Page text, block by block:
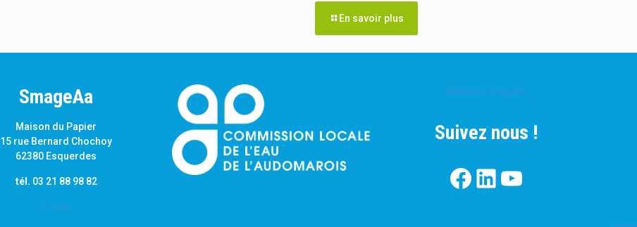
En savoir plus
SmageAa
Maison du Papier
15 rue Bernard Chochoy
62380 Esquerdes
tél. 03 21 88 98 82
E-mail
Mentions Légales
Suivez nous !
Facebook LinkedIn YouTube